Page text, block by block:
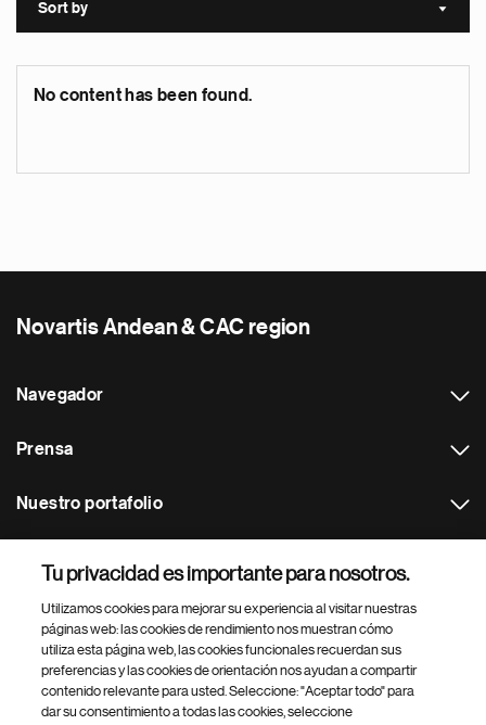
Sort by Sort
No content has been found.
Novartis Andean & CAC region
Navegador
Prensa
Nuestro portafolio
Footer Site Search
Tu privacidad es importante para nosotros.
Utilizamos cookies para mejorar su experiencia al visitar nuestras
páginas web: las cookies de rendimiento nos muestran cómo
utiliza esta página web, las cookies funcionales recuerdan sus
preferencias y las cookies de orientación nos ayudan a compartir
contenido relevante para usted. Seleccione: "Aceptar todo" para
dar su consentimiento a todas las cookies, seleccione